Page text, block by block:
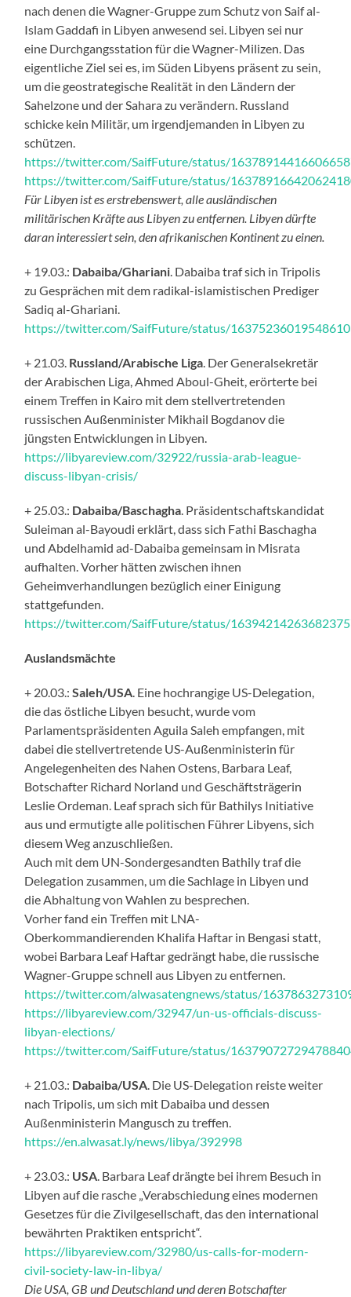
nach denen die Wagner-Gruppe zum Schutz von Saif al-
Islam Gaddafi in Libyen anwesend sei. Libyen sei nur
eine Durchgangsstation für die Wagner-Milizen. Das
eigentliche Ziel sei es, im Süden Libyens präsent zu sein,
um die geostrategische Realität in den Ländern der
Sahelzone und der Sahara zu verändern. Russland
schicke kein Militär, um irgendjemanden in Libyen zu
schützen.
https://twitter.com/SaifFuture/status/
https://twitter.com/SaifFuture/status/
Für Libyen ist es erstrebenswert, alle ausländischen
militärischen Kräfte aus Libyen zu entfernen. Libyen dürfte
daran interessiert sein, den afrikanischen Kontinent zu einen.
+ 19.03.: Dabaiba/Ghariani . Dabaiba traf sich in Tripolis
zu Gesprächen mit dem radikal-islamistischen Prediger
Sadiq al-Ghariani.
https://twitter.com/SaifFuture/status/
+ 21.03. Russland/Arabische Liga . Der Generalsekretär
der Arabischen Liga, Ahmed Aboul-Gheit, erörterte bei
einem Treffen in Kairo mit dem stellvertretenden
russischen Außenminister Mikhail Bogdanov die
jüngsten Entwicklungen in Libyen.
https://libyareview.com/32922/russia-arab-league-
discuss-libyan-crisis/
+ 25.03.: Dabaiba/Baschagha . Präsidentschaftskandidat
Suleiman al-Bayoudi erklärt, dass sich Fathi Baschagha
und Abdelhamid ad-Dabaiba gemeinsam in Misrata
aufhalten. Vorher hätten zwischen ihnen
Geheimverhandlungen bezüglich einer Einigung
stattgefunden.
https://twitter.com/SaifFuture/status/
Auslandsmächte
+ 20.03.:Saleh/USA . Eine hochrangige US-Delegation,
die das östliche Libyen besucht, wurde vom
Parlamentspräsidenten Aguila Saleh empfangen, mit
dabei die stellvertretende US-Außenministerin für
Angelegenheiten des Nahen Ostens, Barbara Leaf,
Botschafter Richard Norland und Geschäftsträgerin
Leslie Ordeman. Leaf sprach sich für Bathilys Initiative
aus und ermutigte alle politischen Führer Libyens, sich
diesem Weg anzuschließen.
Auch mit dem UN-Sondergesandten Bathily traf die
Delegation zusammen, um die Sachlage in Libyen und
die Abhaltung von Wahlen zu besprechen.
Vorher fand ein Treffen mit LNA-
Oberkommandierenden Khalifa Haftar in Bengasi statt,
wobei Barbara Leaf Haftar gedrängt habe, die russische
Wagner-Gruppe schnell aus Libyen zu entfernen.
https://twitter.com/alwasatengnews/status/
https://libyareview.com/32947/un-us-officials-discuss-
libyan-elections/
https://twitter.com/SaifFuture/status/
+ 21.03.: Dabaiba/USA . Die US-Delegation reiste weiter
nach Tripolis, um sich mit Dabaiba und dessen
Außenministerin Mangusch zu treffen.
https://en.alwasat.ly/news/libya/392998
+ 23.03.: USA . Barbara Leaf drängte bei ihrem Besuch in
Libyen auf die rasche „Verabschiedung eines modernen
Gesetzes für die Zivilgesellschaft, das den international
bewährten Praktiken entspricht“.
https://libyareview.com/32980/us-calls-for-modern-
civil-society-law-in-libya/
Die USA, GB und Deutschland und deren Botschafter